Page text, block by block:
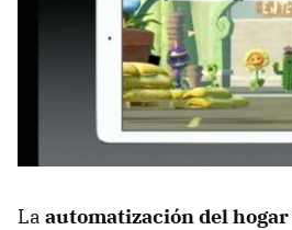
La automatización del hogar